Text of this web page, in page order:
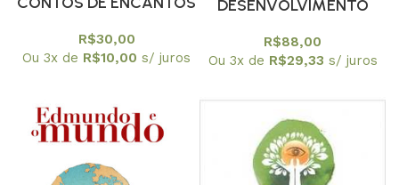
R$30,00
Ou 3x de R$10,00 s/ juros
DESENVOLVIMENTO
PÚBLICAS E E MEIO
R$88,00
Ou 3x de R$29,33 s/ juros